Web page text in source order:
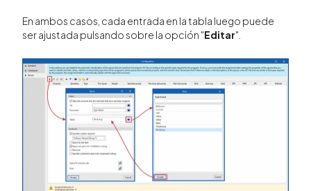
En ambos casos, cada entrada en la tabla luego puede
ser ajustada pulsando sobre la opción "Editar".